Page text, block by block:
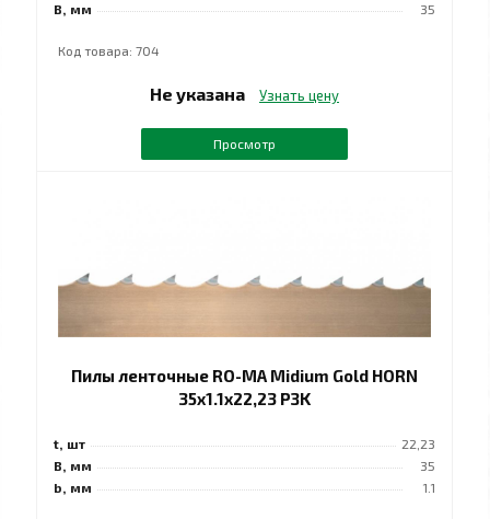
B, мм
35
Код товара: 704
Не указана Узнать цену
Просмотр
Пилы ленточные RO-MA Midium Gold HORN
35x1.1x22,23 РЗK
t, шт
22,23
B, мм
35
b, мм
1.1